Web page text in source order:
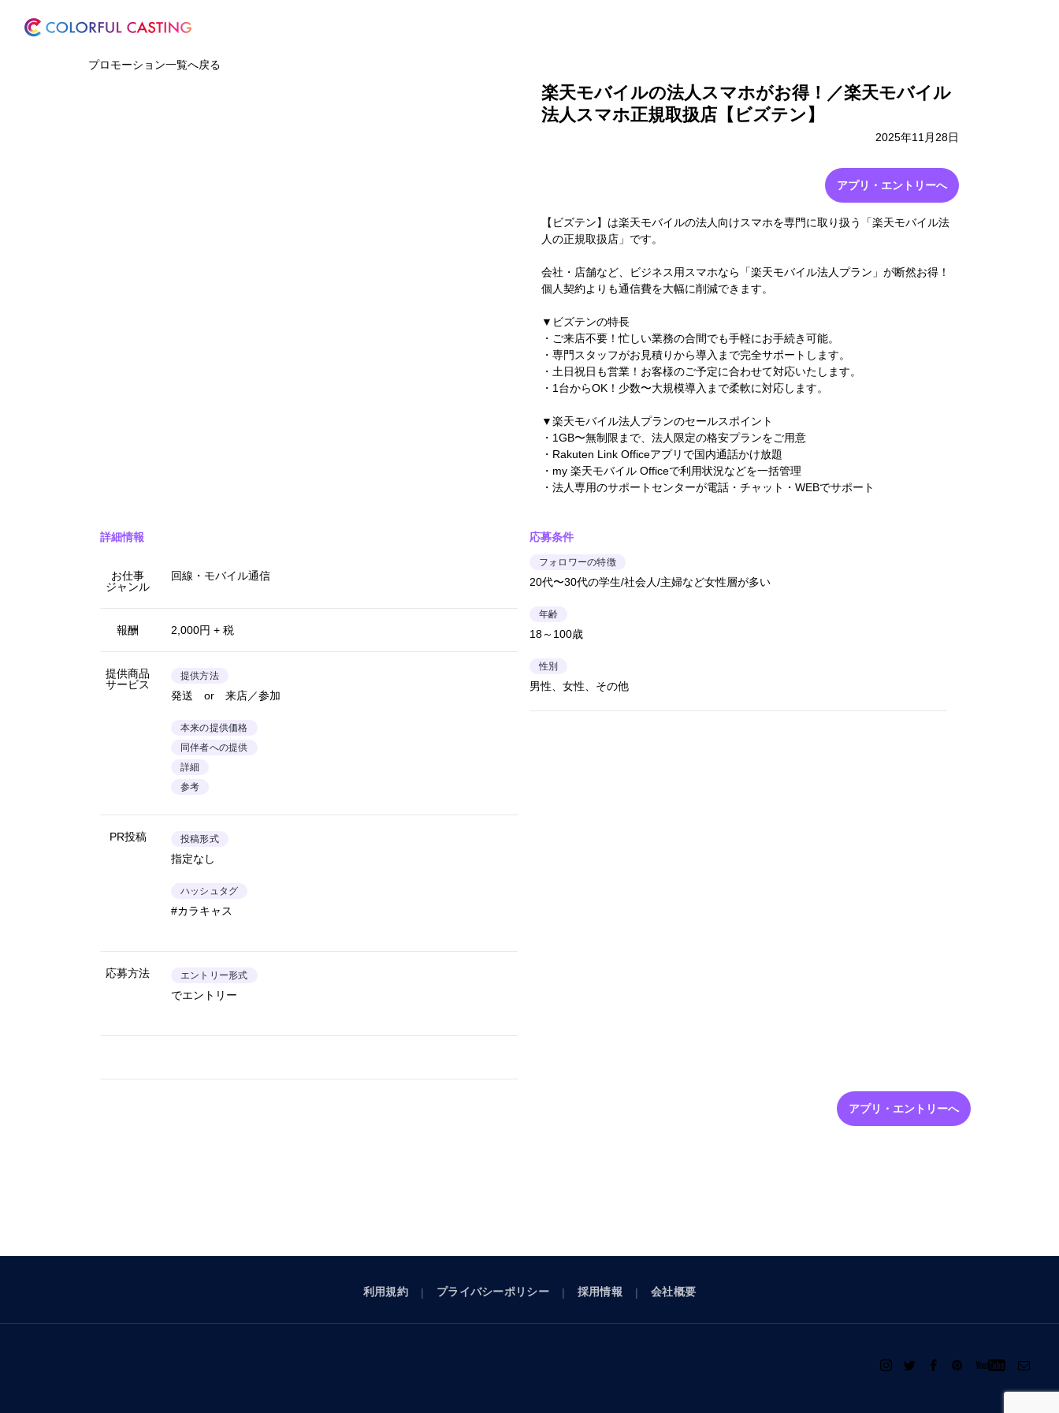
プロモーション一覧へ戻る
楽天モバイルの法人スマホがお得！／楽天モバイル
法人スマホ正規取扱店【ビズテン】
2025年11月28日
アプリ・エントリーへ
【ビズテン】は楽天モバイルの法人向けスマホを専門に取り扱う「楽天モバイル法
人の正規取扱店」です。
会社・店舗など、ビジネス用スマホなら「楽天モバイル法人プラン」が断然お得！
個人契約よりも通信費を大幅に削減できます。
▼ビズテンの特長
・ご来店不要！忙しい業務の合間でも手軽にお手続き可能。
・専門スタッフがお見積りから導入まで完全サポートします。
・土日祝日も営業！お客様のご予定に合わせて対応いたします。
・1台からOK！少数〜大規模導入まで柔軟に対応します。
▼楽天モバイル法人プランのセールスポイント
・1GB〜無制限まで、法人限定の格安プランをご用意
・Rakuten Link Officeアプリで国内通話かけ放題
・my 楽天モバイル Officeで利用状況などを一括管理
・法人専用のサポートセンターが電話・チャット・WEBでサポート
詳細情報
お仕事
ジャンル
回線・モバイル通信
報酬 2,000円 + 税
提供商品
サービス
提供方法
発送 or 来店／参加
本来の提供価格
同伴者への提供
詳細
参考
PR投稿 投稿形式
指定なし
ハッシュタグ
#カラキャス
応募方法 エントリー形式
でエントリー
応募条件
フォロワーの特徴
20代〜30代の学生/社会人/主婦など女性層が多い
年齢
18～100歳
性別
男性、女性、その他
アプリ・エントリーへ
利用規約 プライバシーポリシー 採用情報 会社概要